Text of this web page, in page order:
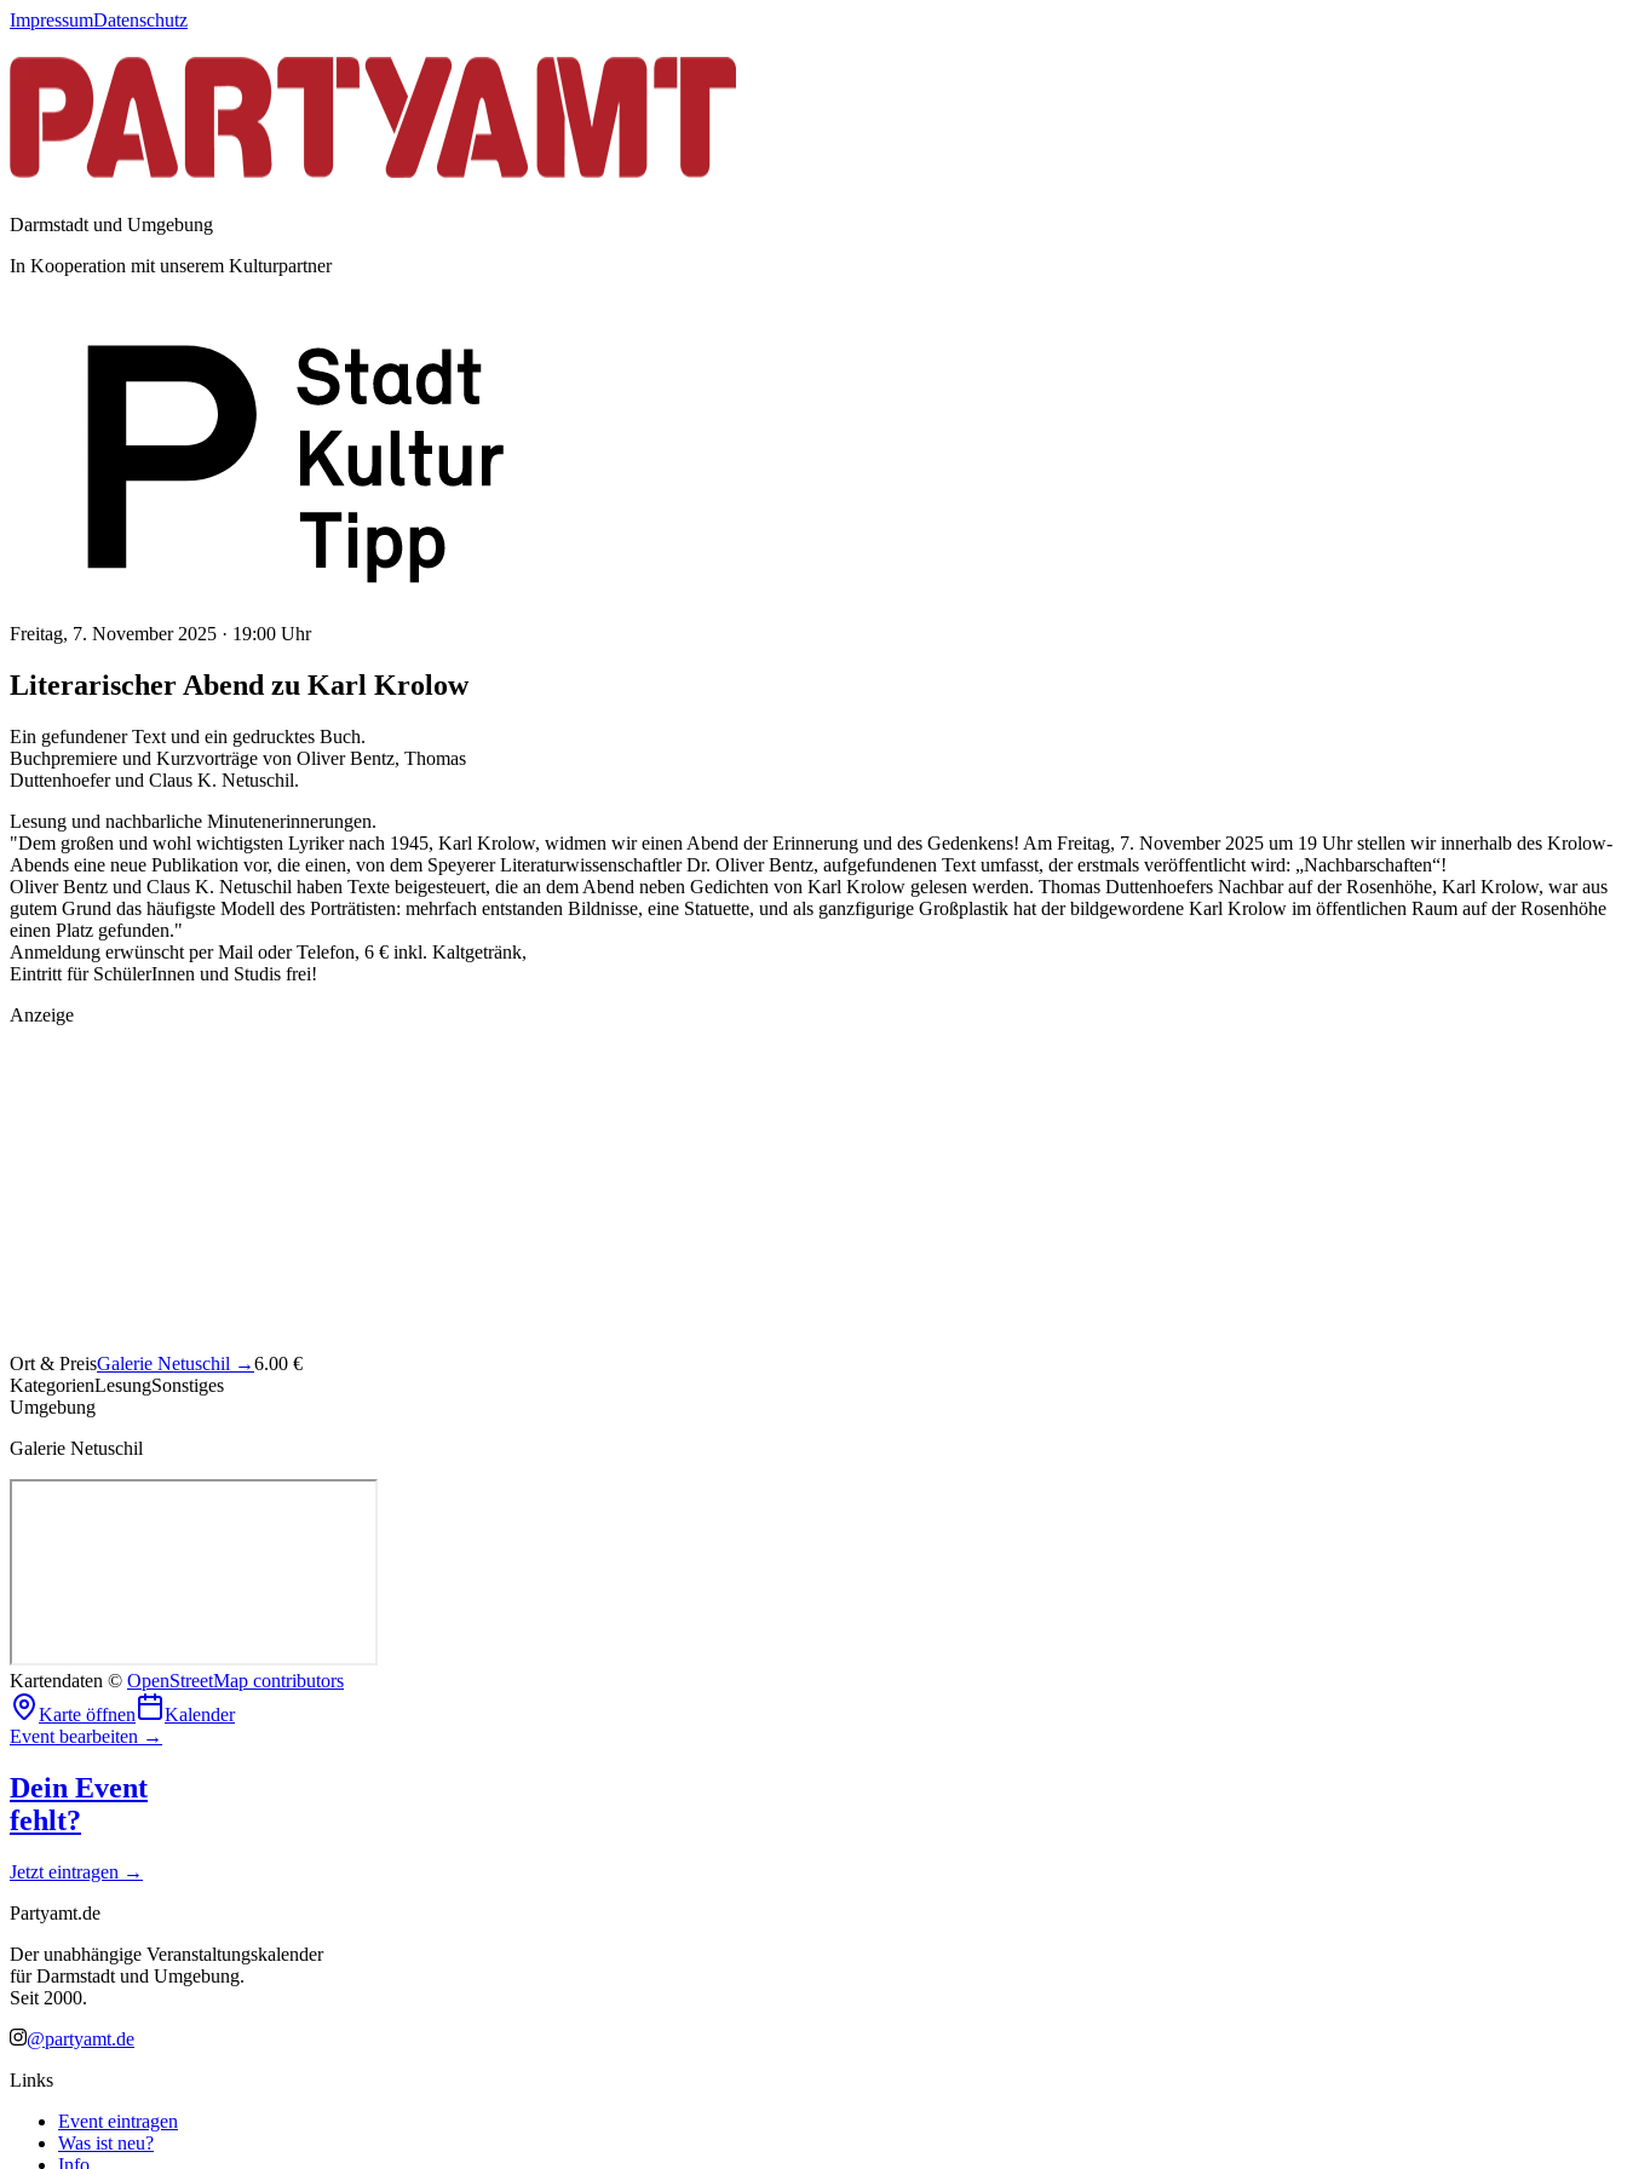
ImpressumDatenschutz
Darmstadt und Umgebung
In Kooperation mit unserem Kulturpartner
Freitag, 7. November 2025 · 19:00 Uhr
Literarischer Abend zu Karl Krolow
Ein gefundener Text und ein gedrucktes Buch.
Buchpremiere und Kurzvorträge von Oliver Bentz, Thomas
Duttenhoefer und Claus K. Netuschil.
Lesung und nachbarliche Minutenerinnerungen.
"Dem großen und wohl wichtigsten Lyriker nach 1945, Karl Krolow, widmen wir einen Abend der Erinnerung und des Gedenkens! Am Freitag, 7. November 2025 um 19 Uhr stellen wir innerhalb des Krolow-
Abends eine neue Publikation vor, die einen, von dem Speyerer Literaturwissenschaftler Dr. Oliver Bentz, aufgefundenen Text umfasst, der erstmals veröffentlicht wird: „Nachbarschaften“!
Oliver Bentz und Claus K. Netuschil haben Texte beigesteuert, die an dem Abend neben Gedichten von Karl Krolow gelesen werden. Thomas Duttenhoefers Nachbar auf der Rosenhöhe, Karl Krolow, war aus
gutem Grund das häufigste Modell des Porträtisten: mehrfach entstanden Bildnisse, eine Statuette, und als ganzfigurige Großplastik hat der bildgewordene Karl Krolow im öffentlichen Raum auf der Rosenhöhe
einen Platz gefunden."
Anmeldung erwünscht per Mail oder Telefon, 6 € inkl. Kaltgetränk,
Eintritt für SchülerInnen und Studis frei!
Anzeige
Ort & PreisGalerie Netuschil →6.00 €
KategorienLesungSonstiges
Umgebung
Galerie Netuschil
Kartendaten © OpenStreetMap contributors
Karte öffnen
Kalender
Event bearbeiten →
Dein Event
fehlt?
Jetzt eintragen →
Partyamt.de
Der unabhängige Veranstaltungskalender
für Darmstadt und Umgebung.
Seit 2000.
@partyamt.de
Links
Event eintragen
Was ist neu?
Info